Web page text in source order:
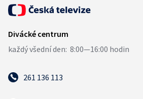
261 136 113